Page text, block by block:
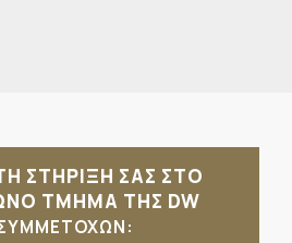
ΣΤΗΡΙΞΗ ΣΑΣ ΣΤΟ
ΤΜΗΜΑ ΤΗΣ DW